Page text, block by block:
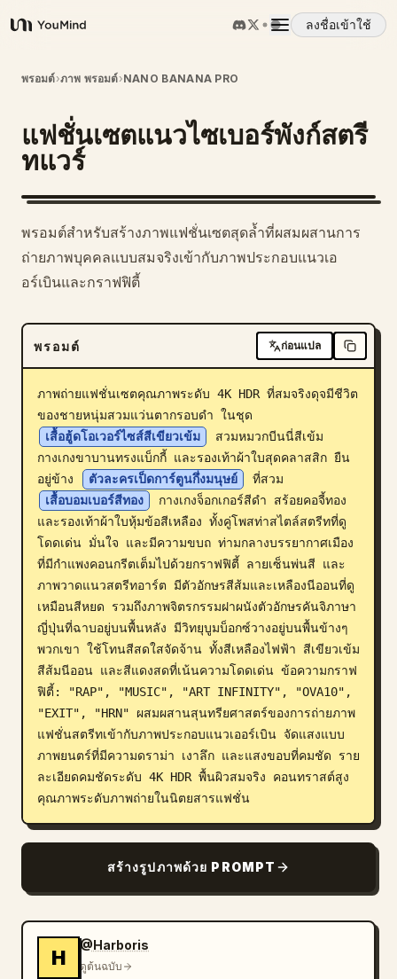
YouMind
ลงชื่อเข้าใช้
ภาพรวม
กรณีการใช้งาน
ทักษะ
พรอมต์
ดาวน์โหลด
บล็อก
อัปเดต
พรอมต์›ภาพ พรอมต์›NANO BANANA PRO
แฟชั่นเซตแนวไซเบอร์พังก์สตรี
ทแวร์
พรอมต์สำหรับสร้างภาพแฟชั่นเซตสุดล้ำที่ผสมผสานการ
ถ่ายภาพบุคคลแบบสมจริงเข้ากับภาพประกอบแนวเอ
อร์เบินและกราฟฟิตี้
พรอมต์ ก่อนแปล
ภาพถ่ายแฟชั่นเซตคุณภาพระดับ 4K HDR ที่สมจริงดุจมีชีวิต
ของชายหนุ่มสวมแว่นตากรอบดำ ในชุด
เสื้อฮู้ดโอเวอร์ไซส์สีเขียวเข้ม
สวมหมวกบีนนี่สีเข้ม
กางเกงขาบานทรงแบ็กกี้ และรองเท้าผ้าใบสุดคลาสสิก ยืน
อยู่ข้าง
ตัวละครเป็ดการ์ตูนกึ่งมนุษย์
ที่สวม
เสื้อบอมเบอร์สีทอง
กางเกงจ็อกเกอร์สีดำ สร้อยคอจี้ทอง
และรองเท้าผ้าใบหุ้มข้อสีเหลือง ทั้งคู่โพสท่าสไตล์สตรีทที่ดู
โดดเด่น มั่นใจ และมีความขบถ ท่ามกลางบรรยากาศเมือง
ที่มีกำแพงคอนกรีตเต็มไปด้วยกราฟฟิตี้ ลายเซ็นพ่นสี และ
ภาพวาดแนวสตรีทอาร์ต มีตัวอักษรสีส้มและเหลืองนีออนที่ดู
เหมือนสีหยด รวมถึงภาพจิตรกรรมฝาผนังตัวอักษรคันจิภาษา
ญี่ปุ่นที่ฉาบอยู่บนพื้นหลัง มีวิทยุบูมบ็อกซ์วางอยู่บนพื้นข้างๆ
พวกเขา ใช้โทนสีสดใสจัดจ้าน ทั้งสีเหลืองไฟฟ้า สีเขียวเข้ม
สีส้มนีออน และสีแดงสดที่เน้นความโดดเด่น ข้อความกราฟ
ฟิตี้: "RAP", "MUSIC", "ART INFINITY", "OVA10",
"EXIT", "HRN" ผสมผสานสุนทรียศาสตร์ของการถ่ายภาพ
แฟชั่นสตรีทเข้ากับภาพประกอบแนวเออร์เบิน จัดแสงแบบ
ภาพยนตร์ที่มีความดราม่า เงาลึก และแสงขอบที่คมชัด ราย
ละเอียดคมชัดระดับ 4K HDR พื้นผิวสมจริง คอนทราสต์สูง
คุณภาพระดับภาพถ่ายในนิตยสารแฟชั่น
สร้างรูปภาพด้วย PROMPT
H
@Harboris
ดูต้นฉบับ